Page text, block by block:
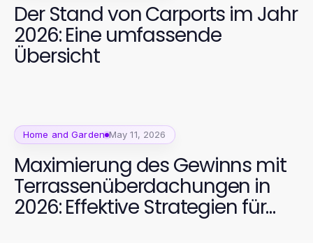
Der Stand von Carports im Jahr
2026: Eine umfassende
Übersicht
Home and Garden May 11, 2026
Maximierung des Gewinns mit
Terrassenüberdachungen in
2026: Effektive Strategien für